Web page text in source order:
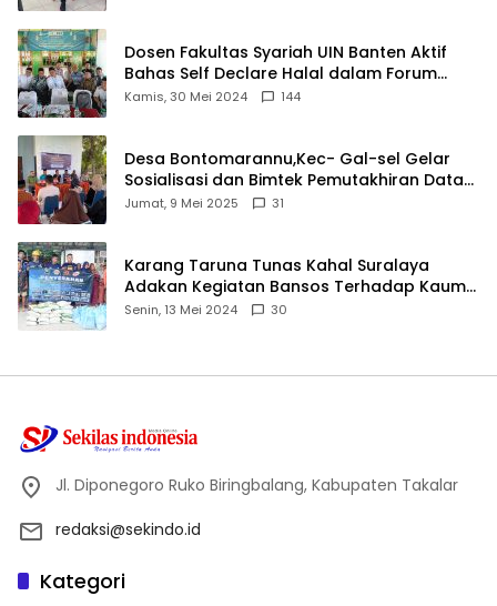
Dosen Fakultas Syariah UIN Banten Aktif
Bahas Self Declare Halal dalam Forum
Ijtima Ulama MUI
Kamis, 30 Mei 2024 144
Desa Bontomarannu,Kec- Gal-sel Gelar
Sosialisasi dan Bimtek Pemutakhiran Data
ID
Jumat, 9 Mei 2025 31
Karang Taruna Tunas Kahal Suralaya
Adakan Kegiatan Bansos Terhadap Kaum
Dhuafa dan Anak Yatim-Piatu
Senin, 13 Mei 2024 30
Jl. Diponegoro Ruko Biringbalang, Kabupaten Takalar
redaksi@sekindo.id
Kategori